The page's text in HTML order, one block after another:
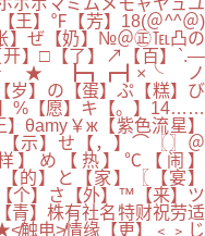
ボポマミムメモャヤュユ
王】℉【芳】18(＠^^＠)
】ぜ【奶】№＠㊣℡凸の
】□【了】↗【百】`.—
〓☆★┣┓┏┫×╰ノ
【蛋】ぷ【糕】び
%【愿】キ【。】14……
θamy￥ж【紫色流星】
示】せ【，】⌒〖〗＠
め【热】℃【闹】
【的】と【家】〖【宴】
个】さ【外】™【来】ツ
株有社名特财祝劳适
电≯情缘【更】﹤﹥じ